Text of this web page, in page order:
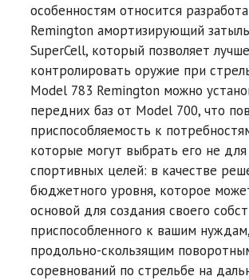
особенностям относится
Remington амортизирующий
SuperCell, который позволяет лучше
контролировать оружие при
Model 783 Remington можно
передних баз от Model 700, что
приспособляемость к
которые могут выбрать его не
спортивных целей: в качестве
бюджетного уровня, которое
основой для создания своего
приспособленного к вашим
продольно-скользящим
соревнований по стрельбе на